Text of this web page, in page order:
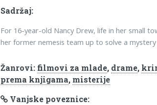
Sadržaj:
For 16-year-old Nancy Drew, life in her small
her former nemesis team up to solve a
Žanrovi: filmovi za mlade, drame,
prema knjigama, misterije
Vanjske poveznice: